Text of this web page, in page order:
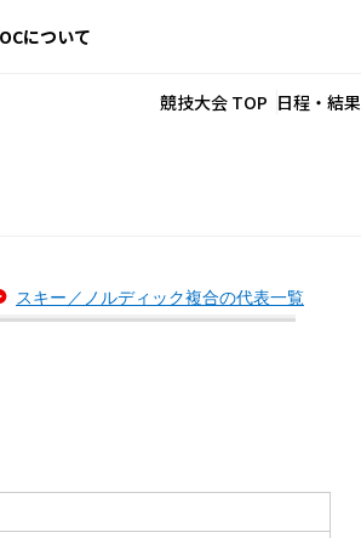
について
競技大会 TOP 日程・結果
スキー／ノルディック複合の代表一覧